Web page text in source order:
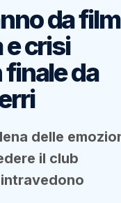
da
e crisi
da
delle
il club